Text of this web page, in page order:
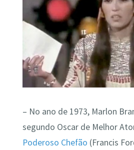
– No ano de 1973, Marlon
segundo Oscar de Melhor
Poderoso Chefão (Francis